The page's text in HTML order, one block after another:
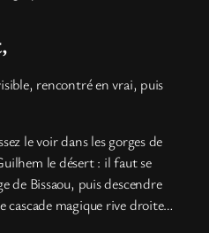
rencontré en vrai, puis
le voir dans les gorges de
le désert : il faut se
de Bissaou, puis descendre
cascade magique rive droite…